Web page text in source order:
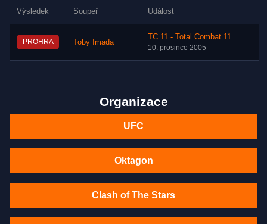
Výsledek Soupeř Událost
PROHRA Toby Imada
TC 11 - Total Combat 11
10. prosince 2005
Organizace
UFC
Oktagon
Clash of The Stars